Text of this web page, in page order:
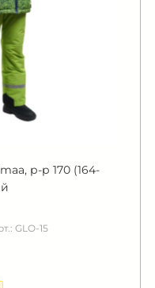
р-р 170 (164-
GLO-15